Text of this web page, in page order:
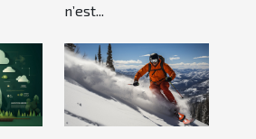
n’est...